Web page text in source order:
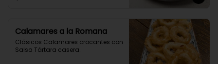
Calamares a la Romana
Clásicos Calamares crocantes con
Salsa Tártara casera.